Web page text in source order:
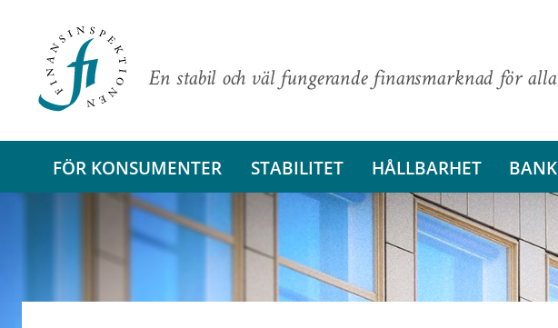
En stabil och väl fungerande finansmarknad för alla
FÖR KONSUMENTER STABILITET HÅLLBARHET BANK